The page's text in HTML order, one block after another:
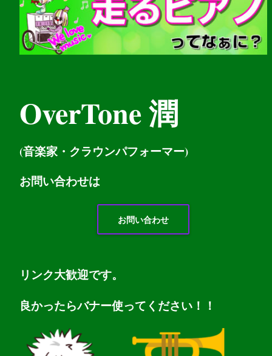
OverTone 潤
(音楽家・クラウンパフォーマー)
お問い合わせは
お問い合わせ
リンク大歓迎です。
良かったらバナー使ってください！！